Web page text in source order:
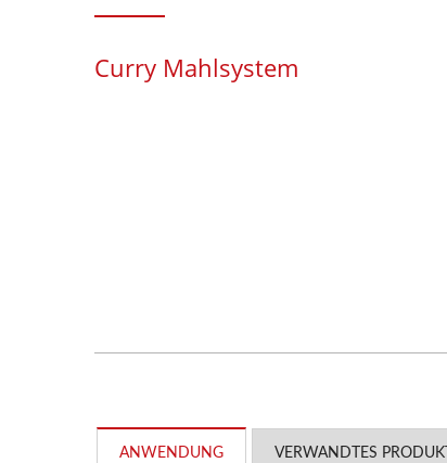
Curry Mahlsystem
ANWENDUNG VERWANDTES PRODUKT